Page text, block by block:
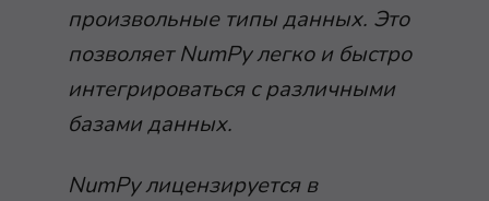
произвольные типы данных. Это
позволяет NumPy легко и быстро
интегрироваться с различными
базами данных.
NumPy лицензируется в